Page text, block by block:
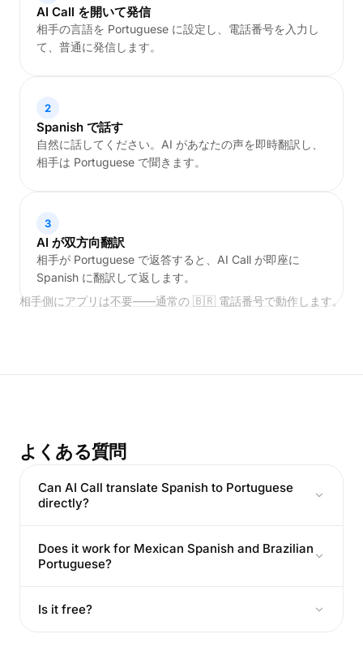
AI Call を開いて発信
相手の言語を Portuguese に設定し、電話番号を入力し
て、普通に発信します。
2
Spanish で話す
自然に話してください。AI があなたの声を即時翻訳し、
相手は Portuguese で聞きます。
3
AI が双方向翻訳
相手が Portuguese で返答すると、AI Call が即座に
Spanish に翻訳して返します。
相手側にアプリは不要——通常の 🇧🇷 電話番号で動作します。
よくある質問
Can AI Call translate Spanish to Portuguese
directly?
Does it work for Mexican Spanish and Brazilian
Portuguese?
Is it free?